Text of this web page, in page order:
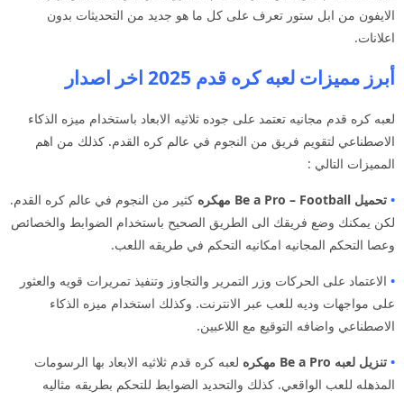
الايفون من ابل ستور تعرف على كل ما هو جديد من التحديثات بدون
اعلانات.
أبرز مميزات لعبه كره قدم 2025 اخر اصدار
لعبه كره قدم مجانيه تعتمد على جوده ثلاثيه الابعاد باستخدام ميزه الذكاء
الاصطناعي لتقويم فريق من النجوم في عالم كره القدم. كذلك من اهم
المميزات التالي :
• تحميل Be a Pro – Football مهكره
كثير من النجوم في عالم كره القدم.
لكن يمكنك وضع فريقك الى الطريق الصحيح باستخدام الضوابط والخصائص
وعصا التحكم المجانيه امكانيه التحكم في طريقه اللعب.
• الاعتماد على الحركات وزر التمرير والتجاوز وتنفيذ تمريرات قويه والعثور
على مواجهات وديه للعب عبر الانترنت. وكذلك استخدام ميزه الذكاء
الاصطناعي واضافه التوقيع مع اللاعبين.
• تنزيل لعبه Be a Pro مهكره
لعبه كره قدم ثلاثيه الابعاد بها الرسومات
المذهله للعب الواقعي. كذلك والتحديد الضوابط للتحكم بطريقه مثاليه